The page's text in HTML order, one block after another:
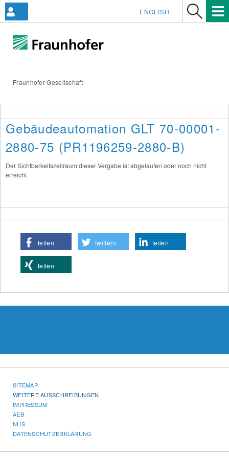
Fraunhofer-Gesellschaft
ENGLISH
Gebäudeautomation GLT 70-00001-
2880-75 (PR1196259-2880-B)
Der Sichtbarkeitszeitraum dieser Vergabe ist abgelaufen oder noch nicht
erreicht.
teilen twittern teilen
teilen
SITEMAP
WEITERE AUSSCHREIBUNGEN
IMPRESSUM
AEB
NHS
DATENSCHUTZERKLÄRUNG